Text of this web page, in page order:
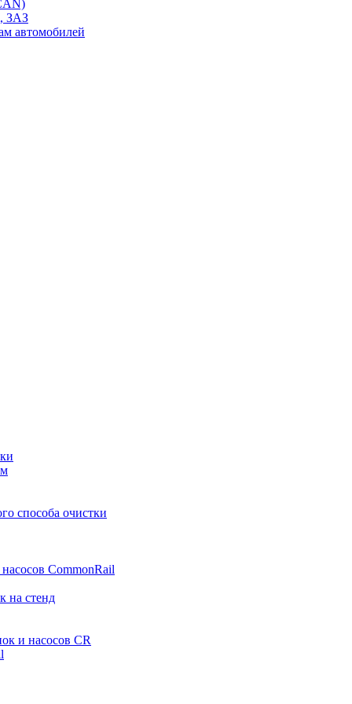
ЗАЗ
автомобилей
способа очистки
CommonRail
на стенд
и насосов CR